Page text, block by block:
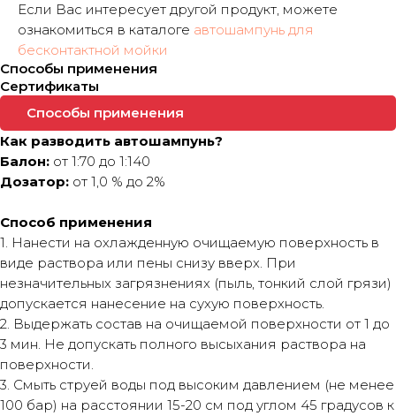
Если Вас интересует другой продукт, можете
ознакомиться в каталоге автошампунь для
бесконтактной мойки
Способы применения
Сертификаты
Способы применения
Как разводить автошампунь?
Балон: от 1:70 до 1:140
Дозатор: от 1,0 % до 2%
Способ применения
1. Нанести на охлажденную очищаемую поверхность в
виде раствора или пены снизу вверх. При
незначительных загрязнениях (пыль, тонкий слой грязи)
допускается нанесение на сухую поверхность.
2. Выдержать состав на очищаемой поверхности от 1 до
3 мин. Не допускать полного высыхания раствора на
поверхности.
3. Смыть струей воды под высоким давлением (не менее
100 бар) на расстоянии 15-20 см под углом 45 градусов к